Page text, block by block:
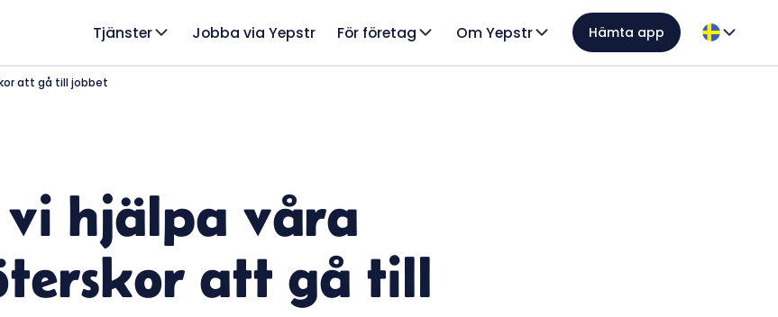
Tjänster Jobba via Yepstr För företag Om Yepstr Hämta app
att gå till jobbet
vi hjälpa våra
att gå till